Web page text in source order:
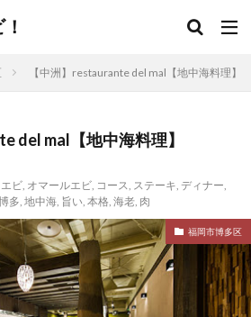
【中洲】restaurante del mal【地中海料理】
del mal【地中海料理】
エビ, オマールエビ, コース, ステーキ, ディナー,
多, 地中海, 旨い, 本格, 海老, 肉
福岡市博多区